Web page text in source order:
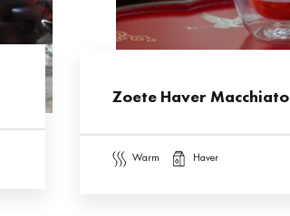
Zoete Haver Macchiato
warm haver